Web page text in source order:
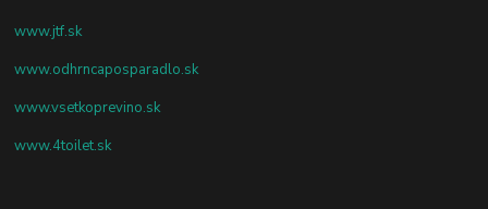
www.jtf.sk
www.odhrncaposparadlo.sk
www.vsetkoprevino.sk
www.4toilet.sk